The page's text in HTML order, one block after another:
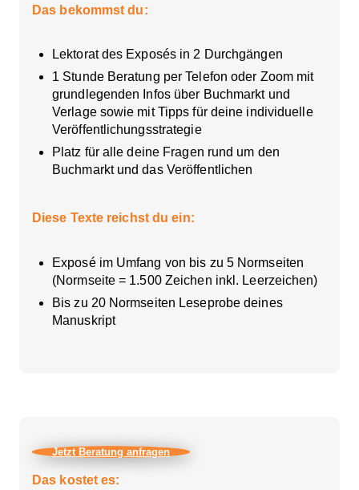
Das bekommst du:
Lektorat des Exposés in 2 Durchgängen
1 Stunde Beratung per Telefon oder Zoom mit
grundlegenden Infos über Buchmarkt und
Verlage sowie mit Tipps für deine individuelle
Veröffentlichungsstrategie
Platz für alle deine Fragen rund um den
Buchmarkt und das Veröffentlichen
Diese Texte reichst du ein:
Exposé im Umfang von bis zu 5 Normseiten
(Normseite = 1.500 Zeichen inkl. Leerzeichen)
Bis zu 20 Normseiten Leseprobe deines
Manuskript
Jetzt Beratung anfragen
Das kostet es: